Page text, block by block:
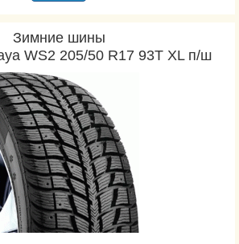
Зимние шины
WS2 205/50 R17 93T XL п/ш